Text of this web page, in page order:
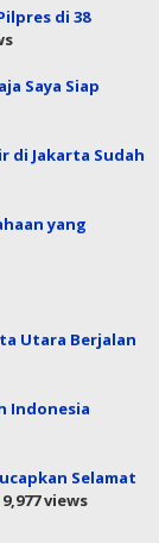
di 38
Saya Siap
di Jakarta Sudah
yang
Utara Berjalan
Indonesia
Selamat
9,977 views